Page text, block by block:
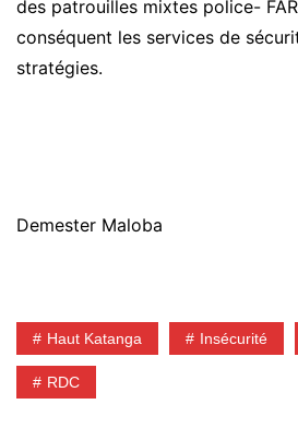
des patrouilles mixtes police-
conséquent les services de
stratégies.
Demester Maloba
Haut Katanga Insécurité
RDC